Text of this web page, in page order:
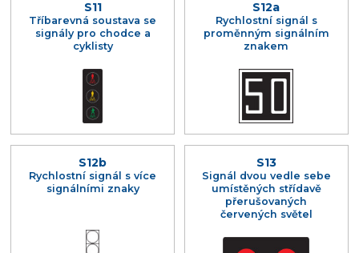
S11
Tříbarevná soustava se
signály pro chodce a
cyklisty
S12a
Rychlostní signál s
proměnným signálním
znakem
S12b
Rychlostní signál s více
signálními znaky
S13
Signál dvou vedle sebe
umístěných střídavě
přerušovaných
červených světel